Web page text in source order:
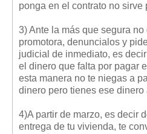
ponga en el contrato no sirve
3) Ante la más que segura
promotora, denuncialos y
judicial de inmediato, es
el dinero que falta por pagar
esta manera no te niegas a
dinero pero tienes ese dinero
4)A partir de marzo, es decir
entrega de tu vivienda, te